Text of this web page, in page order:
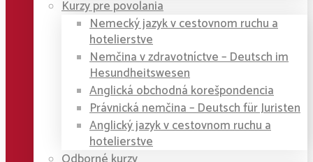
Kurzy pre povolania
Nemecký jazyk v cestovnom ruchu a
hotelierstve
Nemčina v zdravotníctve – Deutsch im
Hesundheitswesen
Anglická obchodná korešpondencia
Právnická nemčina – Deutsch für Juristen
Anglický jazyk v cestovnom ruchu a
hotelierstve